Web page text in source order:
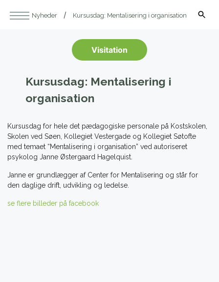
Nyheder Kursusdag: Mentalisering i organisation
Visitation
Kursusdag: Mentalisering i
organisation
Kursusdag for hele det pædagogiske personale på Kostskolen,
Skolen ved Søen, Kollegiet Vestergade og Kollegiet Søtofte
med temaet “Mentalisering i organisation” ved autoriseret
psykolog Janne Østergaard Hagelquist.
Janne er grundlægger af Center for Mentalisering og står for
den daglige drift, udvikling og ledelse.
se flere billeder på facebook